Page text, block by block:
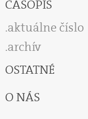
ČASOPIS
aktuálne číslo
archív
OSTATNÉ
O NÁS